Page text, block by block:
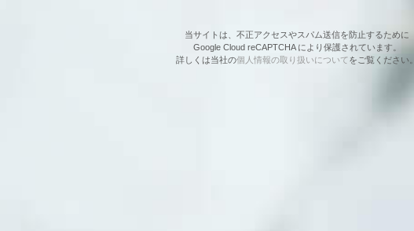
当サイトは、不正アクセスやスパム送信を防止するために
Google Cloud reCAPTCHA により保護されています。
詳しくは当社の個人情報の取り扱いについてをご覧ください。